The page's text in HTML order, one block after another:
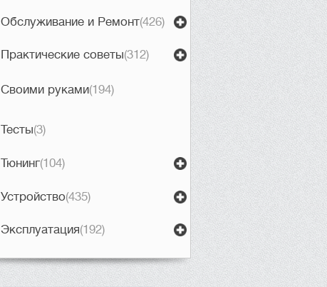
Обслуживание и Ремонт(426)
Практические советы(312)
Своими руками(194)
Тесты(3)
Тюнинг(104)
Устройство(435)
Эксплуатация(192)